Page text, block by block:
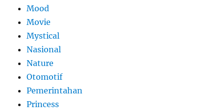
Mood
Movie
Mystical
Nasional
Nature
Otomotif
Pemerintahan
Princess